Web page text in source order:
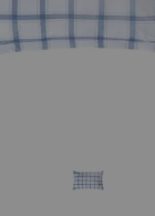
sem juros
sem juros